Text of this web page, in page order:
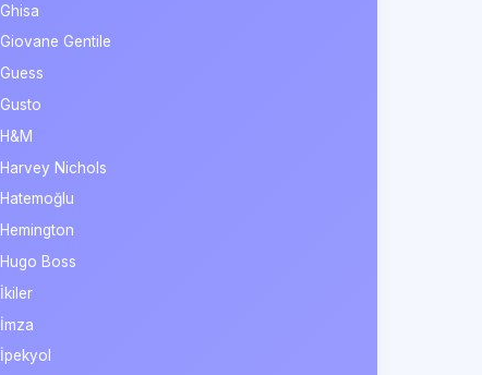
Ghisa
Giovane Gentile
Guess
Gusto
H&M
Harvey Nichols
Hatemoğlu
Hemington
Hugo Boss
İkiler
İmza
İpekyol